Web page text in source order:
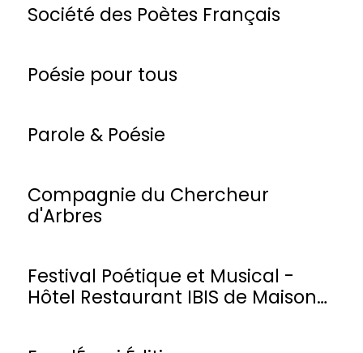
Société des Poètes Français
Poésie pour tous
Parole & Poésie
Compagnie du Chercheur
d'Arbres
Festival Poétique et Musical -
Hôtel Restaurant IBIS de Maisons-